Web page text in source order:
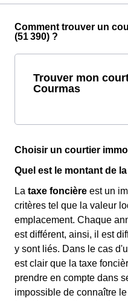
Comment trouver un
(51 390) ?
Trouver mon
Courmas
Choisir un courtier
Quel est le montant de
La taxe foncière est un
critères tel que la valeur
emplacement. Chaque
est différent, ainsi, il est
y sont liés. Dans le cas
est clair que la taxe
prendre en compte dans
impossible de connaître